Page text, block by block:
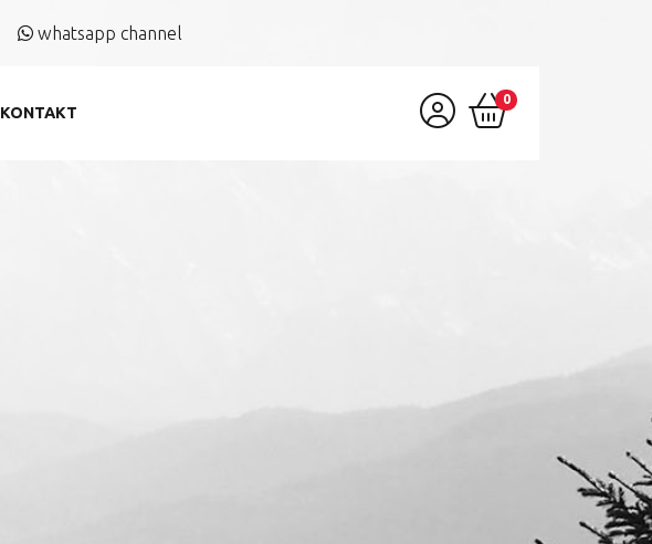
whatsapp channel
KONTAKT
0